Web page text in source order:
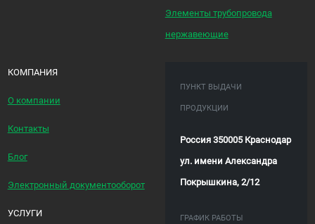
Элементы трубопровода
нержавеющие
КОМПАНИЯ
О компании
Контакты
Блог
Электронный документооборот
УСЛУГИ
ПУНКТ ВЫДАЧИ
ПРОДУКЦИИ
Россия 350005 Краснодар
ул. имени Александра
Покрышкина, 2/12
ГРАФИК РАБОТЫ